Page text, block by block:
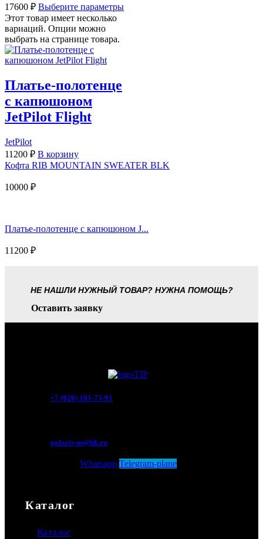
17600 ₽ Выберите параметры
Этот товар имеет несколько
вариаций. Опции можно
выбрать на странице товара.
Платье-полотенце
с капюшоном
JetPilot Flight
JetPilot
11200 ₽ В корзину
Кофта RIB MOUNTAIN SWEATER BLK
10000 ₽
Платье-полотенце с капюшоном J...
11200 ₽
НЕ НАШЛИ НУЖНЫЙ ТОВАР? НУЖНА ПОМОЩЬ?
Оставить заявку
+7 (926) 101-73-91
polaris-m@bk.ru
Whatsapp Telegram-plane
Каталог
Каталог